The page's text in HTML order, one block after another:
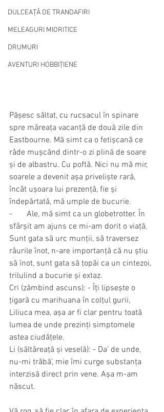
DULCEAȚĂ DE TRANDAFIRI
MELEAGURI MIORITICE
DRUMURI
AVENTURI HOBBIȚIENE
Pășesc săltat, cu rucsacul în spinare
spre măreața vacanță de două zile din
Eastbourne. Mă simt ca o fetișcană ce
râde mușcând dintr-o zi plină de soare
și de albastru. Cu poftă. Nici nu mă mir,
soarele a devenit așa priveliște rară,
încât ușoara lui prezență, fie și
îndepărtată, mă umple de bucurie.
-       Ale, mă simt ca un globetrotter. În
sfârșit am ajuns ce mi-am dorit o viață.
Sunt gata să urc munții, să traversez
râurile înot, n-are importanță că nu știu
să înot, sunt gata să țopăi ca un cintezoi,
trilulind a bucurie și extaz.
Cri (zâmbind ascuns): - Îți lipsește o
țigară cu marihuana în colțul gurii,
Liliuca mea, așa ar fi clar pentru toată
lumea de unde prezinți simptomele
astea ciudățele.
Li (săltăreață și veselă): - Da’ de unde,
nu-mi trăbă’, mie îmi curge substanța
interzisă direct prin vene. Așa m-am
născut.